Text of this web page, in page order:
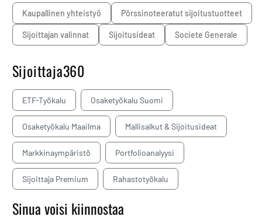
Kaupallinen yhteistyö pörssinoteeratut sijoitustuotteet
sijoittajan valinnat sijoitusideat Societe Generale
Sijoittaja360
ETF-Työkalu Osaketyökalu Suomi
Osaketyökalu Maailma Mallisalkut & Sijoitusideat
Markkinaympäristö Portfolioanalyysi
Sijoittaja Premium Rahastotyökalu
Sinua voisi kiinnostaa